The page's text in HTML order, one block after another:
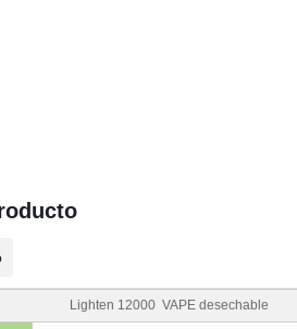
12000 VAPE desechable